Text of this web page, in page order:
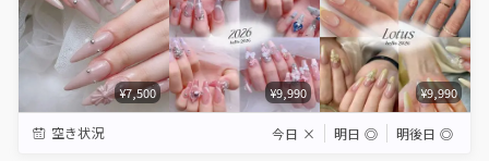
¥7,500 ¥9,990 ¥9,990
空き状況 今日 × 明日 ◎ 明後日 ◎